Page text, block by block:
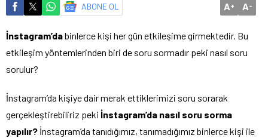
ABONE OL A+ A-
İnstagram’dabinlerce kişi her gün etkileşime girmektedir. Bu
etkileşim yöntemlerinden biri de soru sormadır peki nasıl soru
sorulur?
İnstagram’da kişiye dair merak ettiklerimizi soru sorarak
gerçekleştirebiliriz peki İnstagram’da nasıl soru sorma
yapılır? İnstagram’da tanıdığımız, tanımadığımız binlerce kişi ile